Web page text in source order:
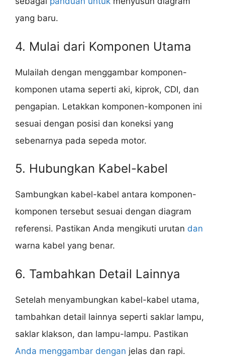
yang baru.
4. Mulai dari Komponen Utama
Mulailah dengan menggambar komponen-
komponen utama seperti aki, kiprok, CDI, dan
pengapian. Letakkan komponen-komponen ini
sesuai dengan posisi dan koneksi yang
sebenarnya pada sepeda motor.
5. Hubungkan Kabel-kabel
Sambungkan kabel-kabel antara komponen-
komponen tersebut sesuai dengan diagram
referensi. Pastikan Anda mengikuti urutan dan
warna kabel yang benar.
6. Tambahkan Detail Lainnya
Setelah menyambungkan kabel-kabel utama,
tambahkan detail lainnya seperti saklar lampu,
saklar klakson, dan lampu-lampu. Pastikan
Anda menggambar dengan jelas dan rapi.